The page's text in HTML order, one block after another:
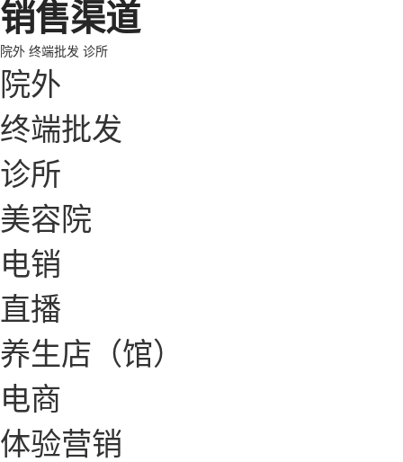
销售渠道
院外 终端批发 诊所
院外
终端批发
诊所
美容院
电销
直播
养生店（馆）
电商
体验营销